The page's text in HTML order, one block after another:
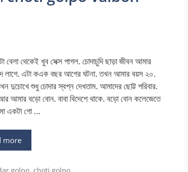
থেকেই খুব সেক্স পাগল. চোদাচুদি ছাড়া জীবন আমার
লাগে. এটা কএক বছর আগের ঘটনা. তখন আমার বয়স ২০.
দুচোখে শুধু চোদার স্বপ্ন দেখতাম. আমাদের ছোট্ট পরিবার.
আমার বড়ো বোন. বাবা বিদেশে থাকে. বড়ো বোন কলেজেতে
একটা গো …
more